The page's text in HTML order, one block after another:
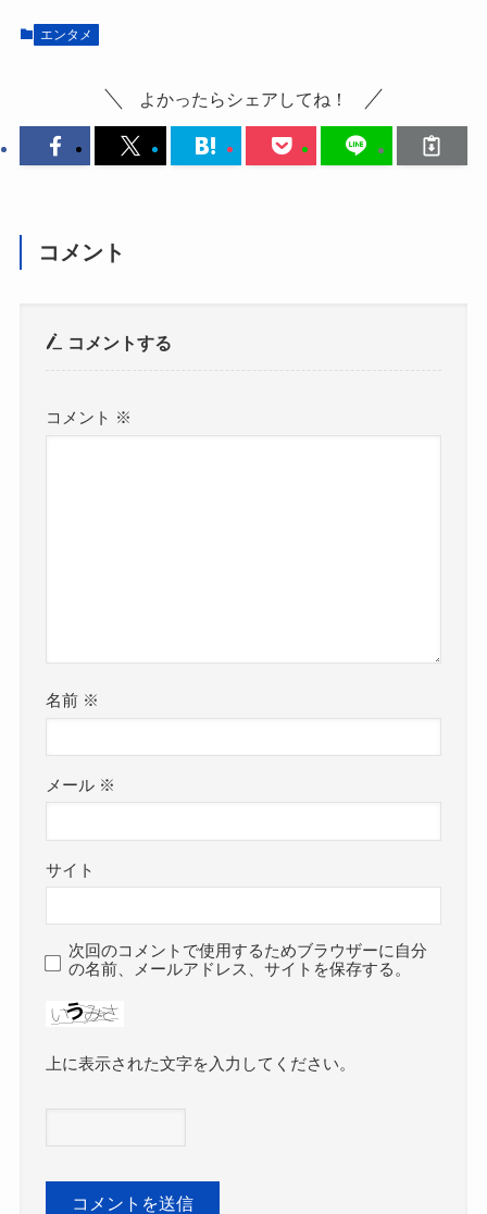
エンタメ
よかったらシェアしてね！
コメント
コメントする
コメント ※
名前 ※
メール ※
サイト
次回のコメントで使用するためブラウザーに自分
の名前、メールアドレス、サイトを保存する。
上に表示された文字を入力してください。